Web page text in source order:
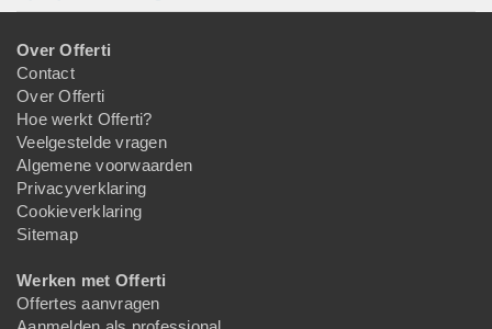
Over Offerti
Contact
Over Offerti
Hoe werkt Offerti?
Veelgestelde vragen
Algemene voorwaarden
Privacyverklaring
Cookieverklaring
Sitemap
Werken met Offerti
Offertes aanvragen